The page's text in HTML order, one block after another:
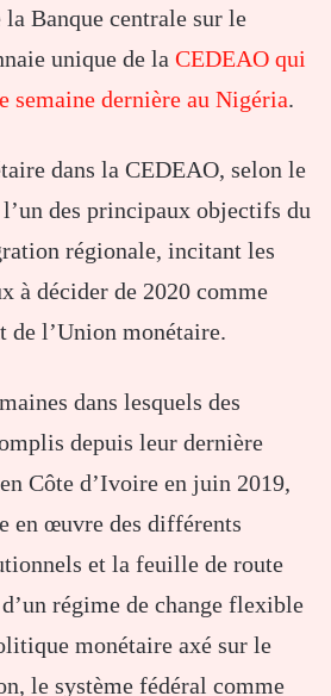
la Banque centrale sur le
unique de la CEDEAO qui
semaine dernière au Nigéria.
dans la CEDEAO, selon le
des principaux objectifs du
régionale, incitant les
à décider de 2020 comme
de l’Union monétaire.
dans lesquels des
depuis leur dernière
Côte d’Ivoire en juin 2019,
en œuvre des différents
et la feuille de route
régime de change flexible
monétaire axé sur le
le système fédéral comme